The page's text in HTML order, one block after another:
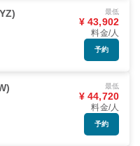
最低
¥ 43,902
料金/人
予約
最低
¥ 44,720
料金/人
予約